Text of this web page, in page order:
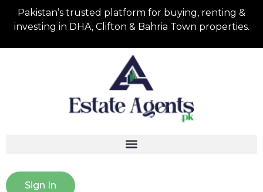
Pakistan’s trusted platform for buying, renting &
investing in DHA, Clifton & Bahria Town properties.
Sign In